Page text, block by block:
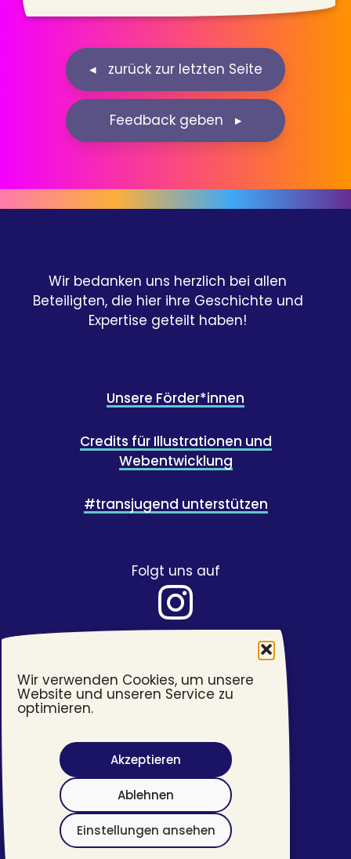
Wir verwenden Cookies, um unsere
Website und unseren Service zu
optimieren.
Akzeptieren
Ablehnen
Einstellungen ansehen
Feedback geben ▸
Wir bedanken uns herzlich bei allen
Beteiligten, die hier ihre Geschichte und
Expertise geteilt haben!
Unsere Förder*innen
Credits für Illustrationen und
Webentwicklung
#transjugend unterstützen
Folgt uns auf
Barrierefreiheit
Impressum
Datenschutzerklärung